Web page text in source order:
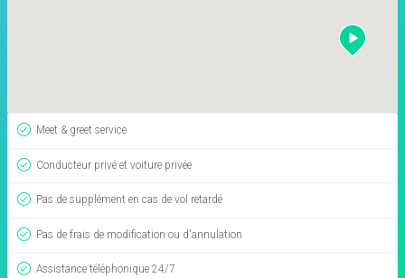
Meet & greet service
Conducteur privé et voiture privée
Pas de supplément en cas de vol retardé
Pas de frais de modification ou d'annulation
Assistance téléphonique 24/7